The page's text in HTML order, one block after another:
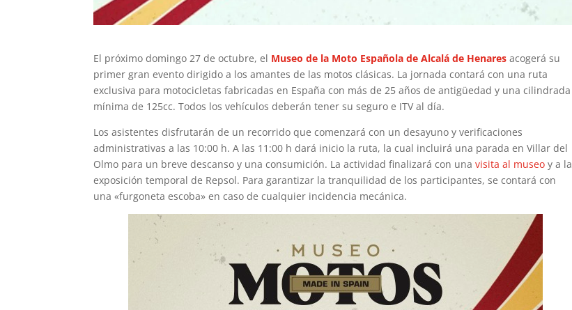
El próximo domingo 27 de octubre, el Museo de la Moto Española de Alcalá de Henares acogerá su
primer gran evento dirigido a los amantes de las motos clásicas. La jornada contará con una ruta
exclusiva para motocicletas fabricadas en España con más de 25 años de antigüedad y una cilindrada
mínima de 125cc. Todos los vehículos deberán tener su seguro e ITV al día.
Los asistentes disfrutarán de un recorrido que comenzará con un desayuno y verificaciones
administrativas a las 10:00 h. A las 11:00 h dará inicio la ruta, la cual incluirá una parada en Villar del
Olmo para un breve descanso y una consumición. La actividad finalizará con unavisita al museo y a la
exposición temporal de Repsol. Para garantizar la tranquilidad de los participantes, se contará con
una «furgoneta escoba» en caso de cualquier incidencia mecánica.